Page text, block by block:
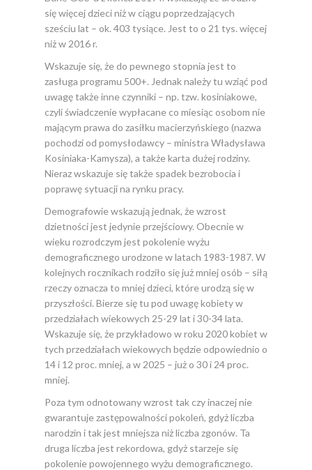
się więcej dzieci niż w ciągu poprzedzających
sześciu lat – ok. 403 tysiące. Jest to o 21 tys. więcej
niż w 2016 r.
Wskazuje się, że do pewnego stopnia jest to
zasługa programu 500+. Jednak należy tu wziąć pod
uwagę także inne czynniki – np. tzw. kosiniakowe,
czyli świadczenie wypłacane co miesiąc osobom nie
mającym prawa do zasiłku macierzyńskiego (nazwa
pochodzi od pomysłodawcy – ministra Władysława
Kosiniaka-Kamysza), a także karta dużej rodziny.
Nieraz wskazuje się także spadek bezrobocia i
poprawę sytuacji na rynku pracy.
Demografowie wskazują jednak, że wzrost
dzietności jest jedynie przejściowy. Obecnie w
wieku rozrodczym jest pokolenie wyżu
demograficznego urodzone w latach 1983-1987. W
kolejnych rocznikach rodziło się już mniej osób – siłą
rzeczy oznacza to mniej dzieci, które urodzą się w
przyszłości. Bierze się tu pod uwagę kobiety w
przedziałach wiekowych 25-29 lat i 30-34 lata.
Wskazuje się, że przykładowo w roku 2020 kobiet w
tych przedziałach wiekowych będzie odpowiednio o
14 i 12 proc. mniej, a w 2025 – już o 30 i 24 proc.
mniej.
Poza tym odnotowany wzrost tak czy inaczej nie
gwarantuje zastępowalności pokoleń, gdyż liczba
narodzin i tak jest mniejsza niż liczba zgonów. Ta
druga liczba jest rekordowa, gdyż starzeje się
pokolenie powojennego wyżu demograficznego.